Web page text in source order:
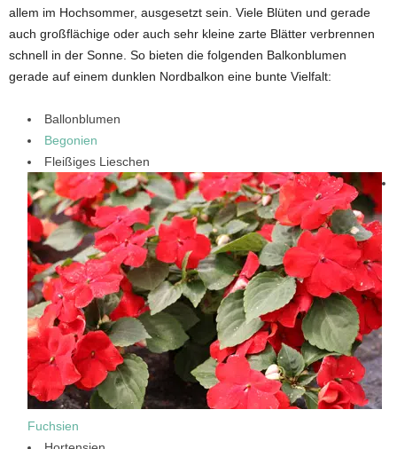
allem im Hochsommer, ausgesetzt sein. Viele Blüten und gerade
auch großflächige oder auch sehr kleine zarte Blätter verbrennen
schnell in der Sonne. So bieten die folgenden Balkonblumen
gerade auf einem dunklen Nordbalkon eine bunte Vielfalt:
Ballonblumen
Begonien
Fleißiges Lieschen
Fuchsien